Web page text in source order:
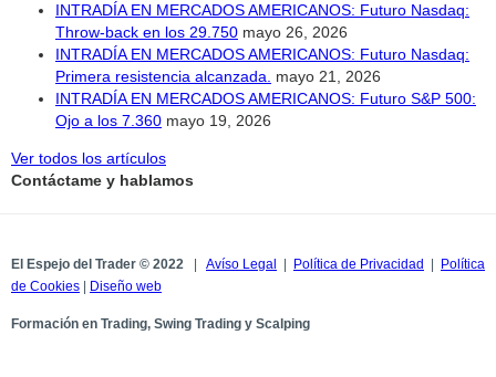
INTRADÍA EN MERCADOS AMERICANOS: Futuro Nasdaq:
Throw-back en los 29.750 mayo 26, 2026
INTRADÍA EN MERCADOS AMERICANOS: Futuro Nasdaq:
Primera resistencia alcanzada.
mayo 21, 2026
INTRADÍA EN MERCADOS AMERICANOS: Futuro S&P 500:
Ojo a los 7.360 mayo 19, 2026
Ver todos los artículos
Contáctame y hablamos
El Espejo del Trader © 2022 Avíso Legal Política de Privacidad
Política
de Cookies
Diseño web
Formación en Trading, Swing Trading y Scalping